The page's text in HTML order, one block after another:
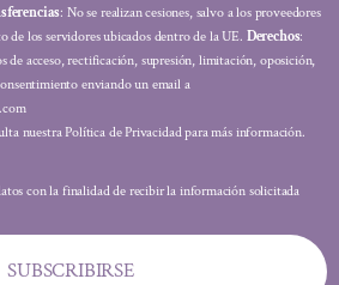
: No se realizan cesiones, salvo a los proveedores
de los servidores ubicados dentro de la UE. Derechos:
de acceso, rectificación, supresión, limitación, oposición,
enviando un email a
nuestra Política de Privacidad para más información.
con la finalidad de recibir la información solicitada
SUBSCRIBIRSE